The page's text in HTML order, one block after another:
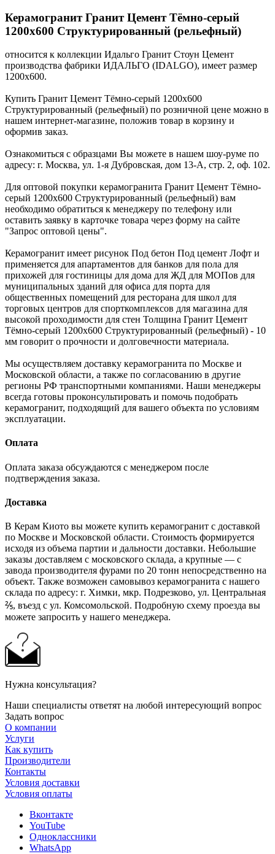
Керамогранит Гранит Цемент Тёмно-серый
1200х600 Структурированный (рельефный)
относится к коллекции Идальго Гранит Стоун Цемент
производства фабрики ИДАЛЬГО (IDALGO), имеет размер
1200x600.
Купить Гранит Цемент Тёмно-серый 1200х600
Структурированный (рельефный) по розничной цене можно в
нашем интернет-магазине, положив товар в корзину и
оформив заказ.
Ознакомиться с образцами Вы можете в нашем шоу-руме по
адресу: г. Москва, ул. 1-я Дубровская, дом 13-А, стр. 2, оф. 102.
Для оптовой покупки керамогранита Гранит Цемент Тёмно-
серый 1200х600 Структурированный (рельефный) вам
необходимо обратиться к менеджеру по телефону или
оставить заявку в карточке товара через форму на сайте
"Запрос оптовой цены".
Керамогранит имеет рисунок Под бетон Под цемент Лофт и
применяется для апартаментов для банков для пола для
прихожей для гостиницы для дома для ЖД для МОПов для
муниципальных зданий для офиса для порта для
общественных помещений для ресторана для школ для
торговых центров для спорткомплексов для магазина для
высокой проходимости для стен Толщина Гранит Цемент
Тёмно-серый 1200х600 Структурированный (рельефный) - 10
мм говорит о прочности и долговечности материала.
Мы осуществляем доставку керамогранита по Москве и
Московской области, а также по согласованию в другие
регионы РФ транспортными компаниями. Наши менеджеры
всегда готовы проконсультировать и помочь подобрать
керамогранит, подходящий для вашего объекта по условиям
эксплуатации.
Оплата
Оплата заказа обсуждаются с менеджером после
подтверждения заказа.
Доставка
В Керам Киото вы можете купить керамогранит с доставкой
по Москве и Московской области. Стоимость формируется
исходя из объема партии и дальности доставки. Небольшие
заказы доставляем с московского склада, а крупные — с
завода производителя фурами по 20 тонн непосредственно на
объект. Также возможен самовывоз керамогранита с нашего
склада по адресу: г. Химки, мкр. Подрезково, ул. Центральная
⅖, въезд с ул. Комсомольской. Подробную схему проезда вы
можете запросить у нашего менеджера.
Нужна консультация?
Наши специалисты ответят на любой интересующий вопрос
Задать вопрос
О компании
Услуги
Как купить
Производители
Контакты
Условия доставки
Условия оплаты
Вконтакте
YouTube
Одноклассники
WhatsApp